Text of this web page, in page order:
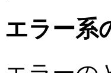
エラー系